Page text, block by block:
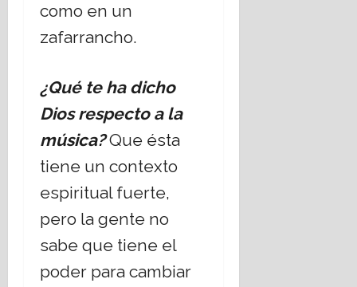
como en un
zafarrancho.
¿Qué te ha dicho
Dios respecto a la
música?Que ésta
tiene un contexto
espiritual fuerte,
pero la gente no
sabe que tiene el
poder para cambiar